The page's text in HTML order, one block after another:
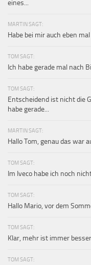
eines...
MARTIN SAGT:
Habe bei mir auch eben
TOM SAGT:
Ich habe gerade mal nach
TOM SAGT:
Entscheidend ist nicht die
habe gerade...
MARTIN SAGT:
Hallo Tom, genau das war
TOM SAGT:
Im Iveco habe ich noch
TOM SAGT:
Hallo Mario, vor dem
TOM SAGT:
Klar, mehr ist immer
TOM SAGT: